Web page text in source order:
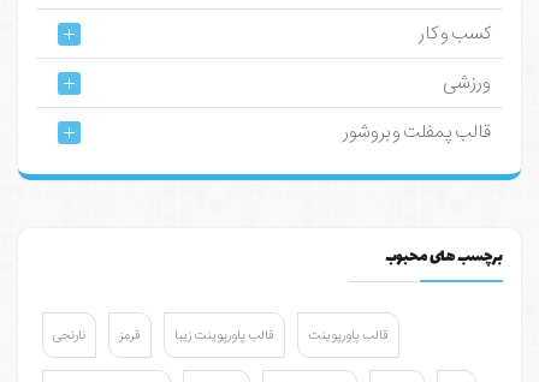
کسب و کار
ورزشی
قالب پمفلت و بروشور
برچسب های محبوب
نارنجی قرمز قالب پاورپوینت زیبا قالب پاورپوینت